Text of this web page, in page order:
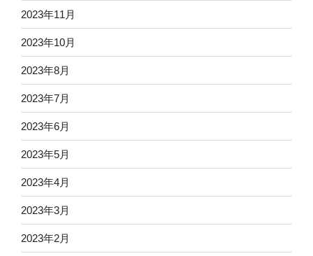
2023年11月
2023年10月
2023年8月
2023年7月
2023年6月
2023年5月
2023年4月
2023年3月
2023年2月